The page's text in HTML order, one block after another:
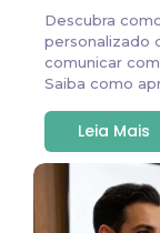
Descubra
personalizado
comunicar
Saiba como
Leia Mais